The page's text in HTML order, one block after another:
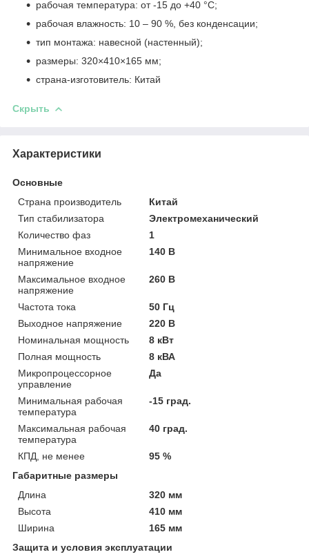
рабочая температура: от -15 до +40 °C;
рабочая влажность: 10 – 90 %, без конденсации;
тип монтажа: навесной (настенный);
размеры: 320×410×165 мм;
страна-изготовитель: Китай
Скрыть
Характеристики
Основные
Страна производитель
Китай
Тип стабилизатора
Электромеханический
Количество фаз
1
Минимальное входное
напряжение
140 В
Максимальное входное
напряжение
260 В
Частота тока
50 Гц
Выходное напряжение
220 В
Номинальная мощность
8 кВт
Полная мощность
8 кВА
Микропроцессорное
управление
Да
Минимальная рабочая
температура
-15 град.
Максимальная рабочая
температура
40 град.
КПД, не менее
95 %
Габаритные размеры
Длина
320 мм
Высота
410 мм
Ширина
165 мм
Защита и условия эксплуатации